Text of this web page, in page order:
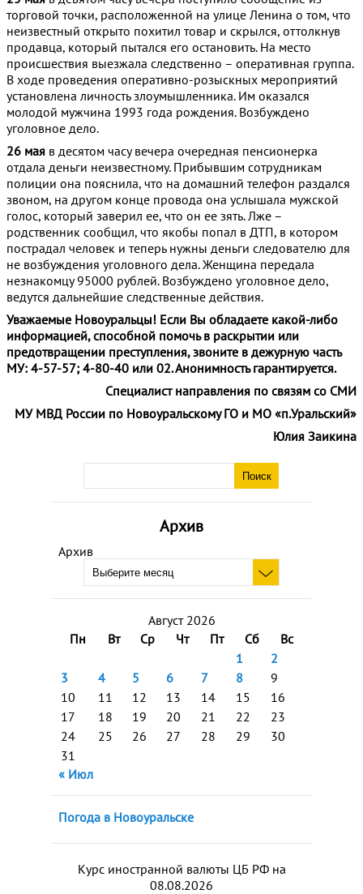
Архив
Архив
Август 2026
Пн
Вт Ср Чт Пт Сб
Вс
1
2
3
4 5 6 7 8
9
10
11 12 13 14 15
16
17
18 19 20 21 22
23
24
25 26 27 28 29
30
31
« Июл
Погода в Новоуральске
Курс иностранной валюты ЦБ РФ на
08.08.2026
торговой точки, расположенной на улице Ленина о том, что
неизвестный открыто похитил товар и скрылся, оттолкнув
продавца, который пытался его остановить. На место
происшествия выезжала следственно – оперативная группа.
В ходе проведения оперативно-розыскных мероприятий
установлена личность злоумышленника. Им оказался
молодой мужчина 1993 года рождения. Возбуждено
уголовное дело.
26 мая в десятом часу вечера очередная пенсионерка
отдала деньги неизвестному. Прибывшим сотрудникам
полиции она пояснила, что на домашний телефон раздался
звоном, на другом конце провода она услышала мужской
голос, который заверил ее, что он ее зять. Лже –
родственник сообщил, что якобы попал в ДТП, в котором
пострадал человек и теперь нужны деньги следователю для
не возбуждения уголовного дела. Женщина передала
незнакомцу 95000 рублей. Возбуждено уголовное дело,
ведутся дальнейшие следственные действия.
Уважаемые Новоуральцы! Если Вы обладаете какой-либо
информацией, способной помочь в раскрытии или
предотвращении преступления, звоните в дежурную часть
МУ: 4-57-57; 4-80-40 или 02. Анонимность гарантируется.
Специалист направления по связям со СМИ
МУ МВД России по Новоуральскому ГО и МО «п.Уральский»
Юлия Заикина